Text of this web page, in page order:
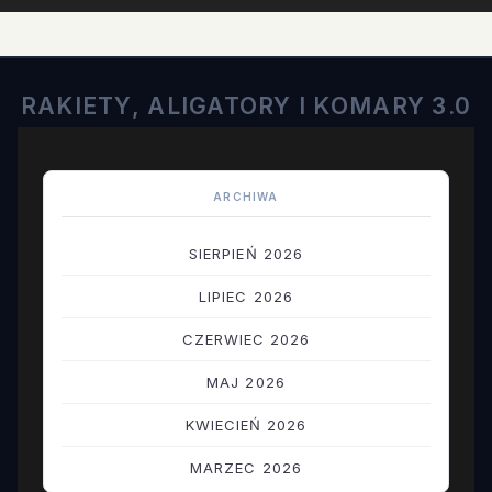
RAKIETY, ALIGATORY I KOMARY 3.0
ARCHIWA
SIERPIEŃ 2026
LIPIEC 2026
CZERWIEC 2026
MAJ 2026
KWIECIEŃ 2026
MARZEC 2026